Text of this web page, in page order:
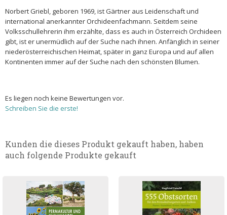
Norbert Griebl, geboren 1969, ist Gärtner aus Leidenschaft und
international anerkannter Orchideenfachmann. Seitdem seine
Volksschullehrerin ihm erzählte, dass es auch in Österreich Orchideen
gibt, ist er unermüdlich auf der Suche nach ihnen. Anfänglich in seiner
niederösterreichischen Heimat, später in ganz Europa und auf allen
Kontinenten immer auf der Suche nach den schönsten Blumen.
Es liegen noch keine Bewertungen vor.
Schreiben Sie die erste!
Kunden die dieses Produkt gekauft haben, haben
auch folgende Produkte gekauft